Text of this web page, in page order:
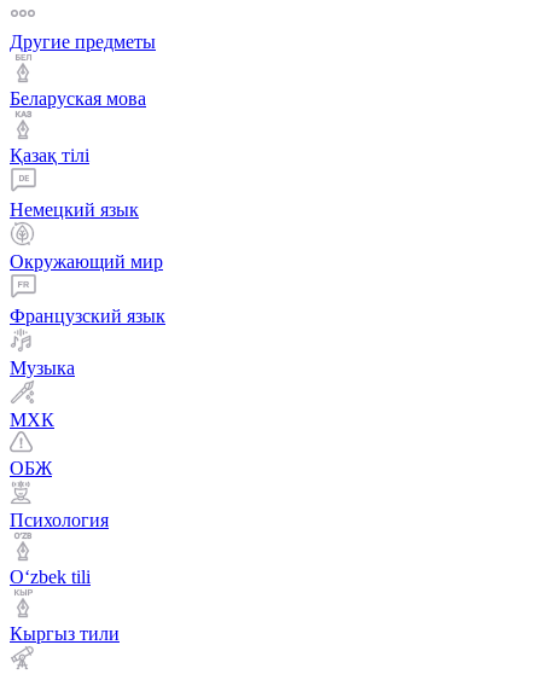
Другие предметы
Беларуская мова
Қазақ тiлi
Немецкий язык
Окружающий мир
Французский язык
Музыка
МХК
ОБЖ
Психология
Оʻzbek tili
Кыргыз тили